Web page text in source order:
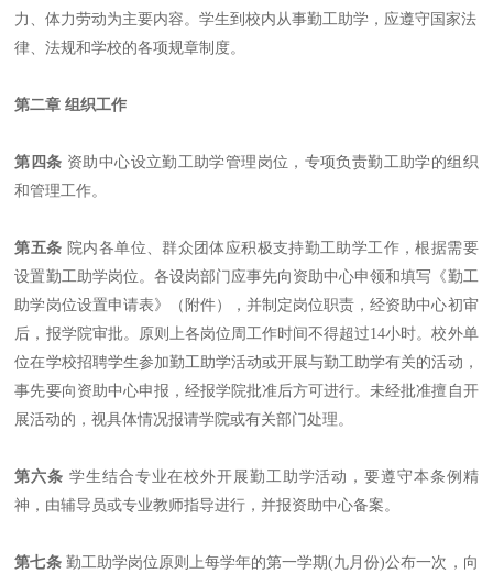
力、体力劳动为主要内容。学生到校内从事勤工助学，应遵守国家法
律、法规和学校的各项规章制度。
第二章 组织工作
第四条 资助中心设立勤工助学管理岗位，专项负责勤工助学的组织
和管理工作。
第五条 院内各单位、群众团体应积极支持勤工助学工作，根据需要
设置勤工助学岗位。各设岗部门应事先向资助中心申领和填写《勤工
助学岗位设置申请表》（附件），并制定岗位职责，经资助中心初审
后，报学院审批。原则上各岗位周工作时间不得超过14小时。校外单
位在学校招聘学生参加勤工助学活动或开展与勤工助学有关的活动，
事先要向资助中心申报，经报学院批准后方可进行。未经批准擅自开
展活动的，视具体情况报请学院或有关部门处理。
第六条 学生结合专业在校外开展勤工助学活动，要遵守本条例精
神，由辅导员或专业教师指导进行，并报资助中心备案。
第七条勤工助学岗位原则上每学年的第一学期(九月份)公布一次，向